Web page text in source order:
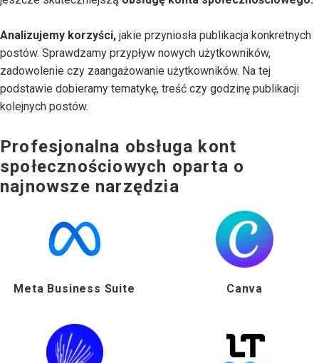
Analizujemy korzyści, jakie przyniosła publikacja konkretnych
postów. Sprawdzamy przypływ nowych użytkowników,
zadowolenie czy zaangażowanie użytkowników. Na tej
podstawie dobieramy tematykę, treść czy godzinę publikacji
kolejnych postów.
Profesjonalna obsługa kont
społecznościowych oparta o
najnowsze narzędzia
Meta Business Suite Canva